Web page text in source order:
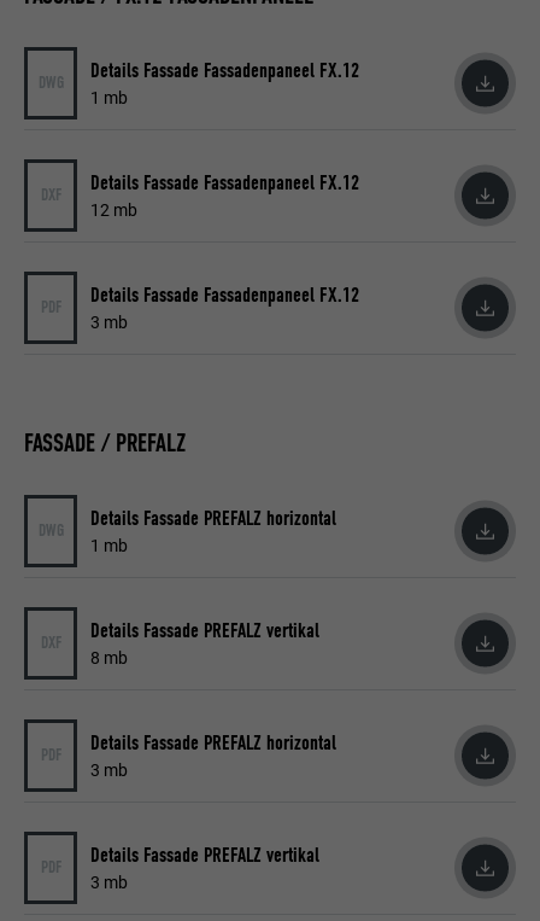
DWG Details Fassade Fassadenpaneel FX.12
1 mb
DXF Details Fassade Fassadenpaneel FX.12
12 mb
PDF Details Fassade Fassadenpaneel FX.12
3 mb
FASSADE / PREFALZ
DWG Details Fassade PREFALZ horizontal
1 mb
DXF Details Fassade PREFALZ vertikal
8 mb
PDF Details Fassade PREFALZ horizontal
3 mb
PDF Details Fassade PREFALZ vertikal
3 mb